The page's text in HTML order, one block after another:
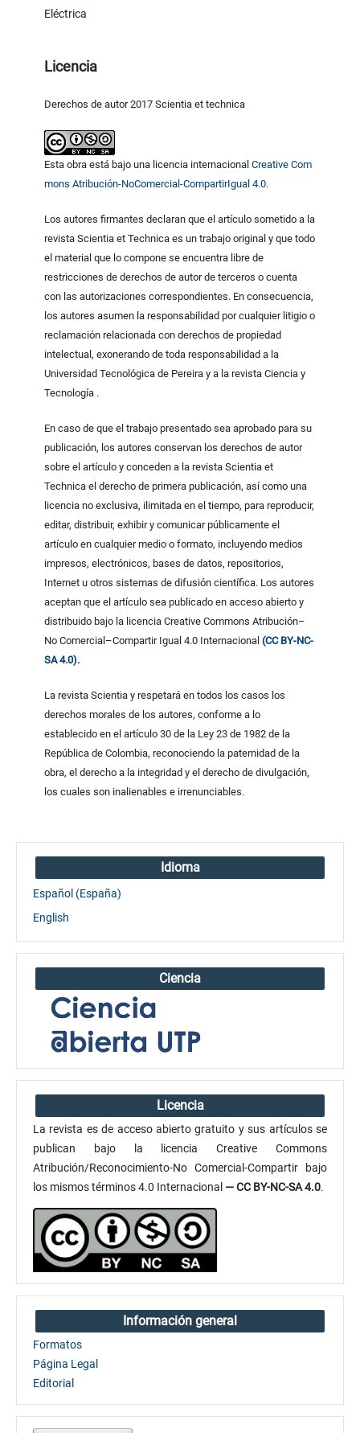
Eléctrica
Licencia
Derechos de autor 2017 Scientia et technica
Esta obra está bajo una licencia internacionalCreative Com
mons Atribución-NoComercial-CompartirIgual 4.0.
Los autores firmantes declaran que el artículo sometido a la
revista Scientia et Technica es un trabajo original y que todo
el material que lo compone se encuentra libre de
restricciones de derechos de autor de terceros o cuenta
con las autorizaciones correspondientes. En consecuencia,
los autores asumen la responsabilidad por cualquier litigio o
reclamación relacionada con derechos de propiedad
intelectual, exonerando de toda responsabilidad a la
Universidad Tecnológica de Pereira y a la revista Ciencia y
Tecnología .
En caso de que el trabajo presentado sea aprobado para su
publicación, los autores conservan los derechos de autor
sobre el artículo y conceden a la revista Scientia et
Technica el derecho de primera publicación, así como una
licencia no exclusiva, ilimitada en el tiempo, para reproducir,
editar, distribuir, exhibir y comunicar públicamente el
artículo en cualquier medio o formato, incluyendo medios
impresos, electrónicos, bases de datos, repositorios,
Internet u otros sistemas de difusión científica. Los autores
aceptan que el artículo sea publicado en acceso abierto y
distribuido bajo la licencia Creative Commons Atribución–
No Comercial–Compartir Igual 4.0 Internacional(CC BY-NC-
SA 4.0).
La revista Scientia y respetará en todos los casos los
derechos morales de los autores, conforme a lo
establecido en el artículo 30 de la Ley 23 de 1982 de la
República de Colombia, reconociendo la paternidad de la
obra, el derecho a la integridad y el derecho de divulgación,
los cuales son inalienables e irrenunciables.
Idioma
Español (España)
English
Ciencia
Licencia
La revista es de acceso abierto gratuito y sus artículos se
publican bajo la licencia Creative Commons
Atribución/Reconocimiento-No Comercial-Compartir bajo
los mismos términos 4.0 Internacional — CC BY-NC-SA 4.0.
Información general
Formatos
Página Legal
Editorial